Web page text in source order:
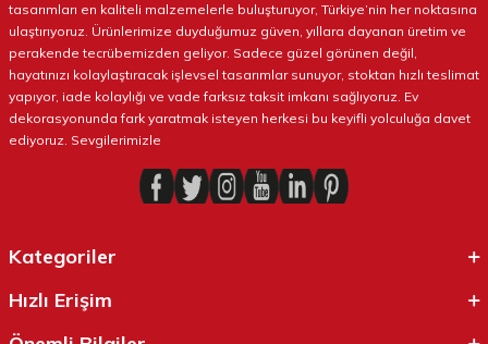
tasarımları en kaliteli malzemelerle buluşturuyor, Türkiye’nin her noktasına
ulaştırıyoruz. Ürünlerimize duyduğumuz güven, yıllara dayanan üretim ve
perakende tecrübemizden geliyor. Sadece güzel görünen değil,
hayatınızı kolaylaştıracak işlevsel tasarımlar sunuyor, stoktan hızlı teslimat
yapıyor, iade kolaylığı ve vade farksız taksit imkanı sağlıyoruz. Ev
dekorasyonunda fark yaratmak isteyen herkesi bu keyifli yolculuğa davet
ediyoruz. Sevgilerimizle
Kategoriler
Hızlı Erişim